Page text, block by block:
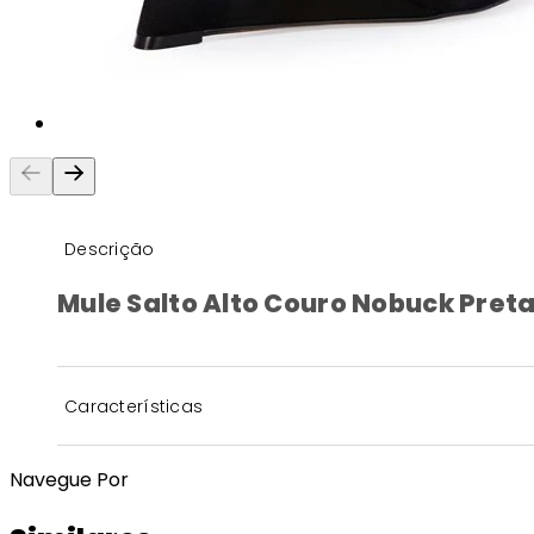
Descrição
Mule Salto Alto Couro Nobuck
Características
Navegue Por